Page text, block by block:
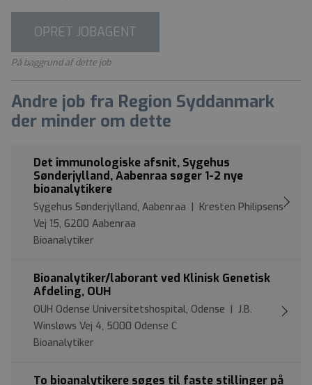
OPRET JOBAGENT
På baggrund af dette job
Andre job fra Region Syddanmark
der minder om dette
Det immunologiske afsnit, Sygehus
Sønderjylland, Aabenraa søger 1-2 nye
bioanalytikere
Sygehus Sønderjylland, Aabenraa | Kresten Philipsens
Vej 15, 6200 Aabenraa
Bioanalytiker
Bioanalytiker/laborant ved Klinisk Genetisk
Afdeling, OUH
OUH Odense Universitetshospital, Odense | J.B.
Winsløws Vej 4, 5000 Odense C
Bioanalytiker
To bioanalytikere søges til faste stillinger på